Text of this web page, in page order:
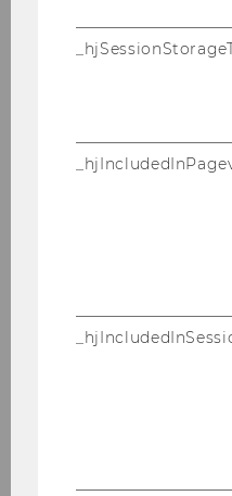
WINF X (*)
(*) Bitte be­ach­ten Sie
tio­nen bzgl.
*) SBWL/
12.06.2026 -
be­zie­hen sich auf alle
der WU
Wirtschafts- und